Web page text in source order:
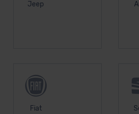
Jeep
Fiat